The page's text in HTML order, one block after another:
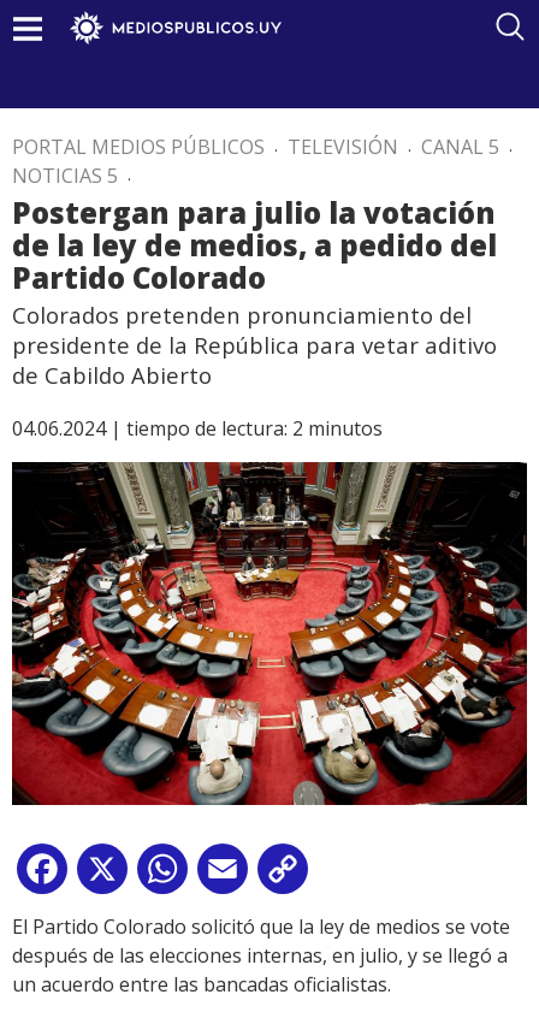
PORTAL MEDIOS PÚBLICOS . TELEVISIÓN . CANAL 5 .
NOTICIAS 5 .
Postergan para julio la votación
de la ley de medios, a pedido del
Partido Colorado
Colorados pretenden pronunciamiento del
presidente de la República para vetar aditivo
de Cabildo Abierto
04.06.2024 | tiempo de lectura: 2 minutos
Facebook
X WhatsApp
Email
Link
El Partido Colorado solicitó que la ley de medios se vote
después de las elecciones internas, en julio, y se llegó a
un acuerdo entre las bancadas oficialistas.